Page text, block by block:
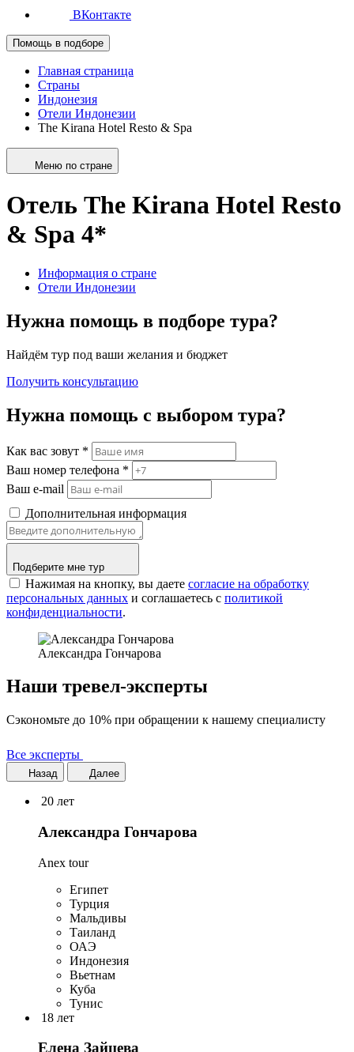
ВКонтакте
Помощь в подборе
Главная страница
Страны
Индонезия
Отели Индонезии
The Kirana Hotel Resto & Spa
Меню по стране
Отель The Kirana Hotel Resto
& Spa 4*
Информация о стране
Отели Индонезии
Нужна помощь в подборе тура?
Найдём тур под ваши желания и бюджет
Получить консультацию
Нужна помощь с выбором тура?
Как вас зовут *
Ваш номер телефона *
Ваш e-mail
Дополнительная информация
Подберите мне тур
Нажимая на кнопку, вы даете согласие на обработку
персональных данных и соглашаетесь c политикой
конфиденциальности.
Александра Гончарова
Наши тревел-эксперты
Сэкономьте до 10% при обращении к нашему специалисту
Все эксперты
Назад Далее
20 лет
Александра Гончарова
Anex tour
Египет
Турция
Мальдивы
Таиланд
ОАЭ
Индонезия
Вьетнам
Куба
Тунис
18 лет
Елена Зайцева